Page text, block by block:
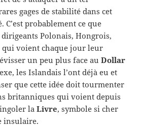
gages de stabilité dans cet
probablement ce que
Polonais, Hongrois,
qui voient chaque jour leur
un peu plus face auDollar
les Islandais l’ont déjà eu et
que cette idée doit tourmenter
britanniques qui voient depuis
laLivre, symbole si cher
insulaire.